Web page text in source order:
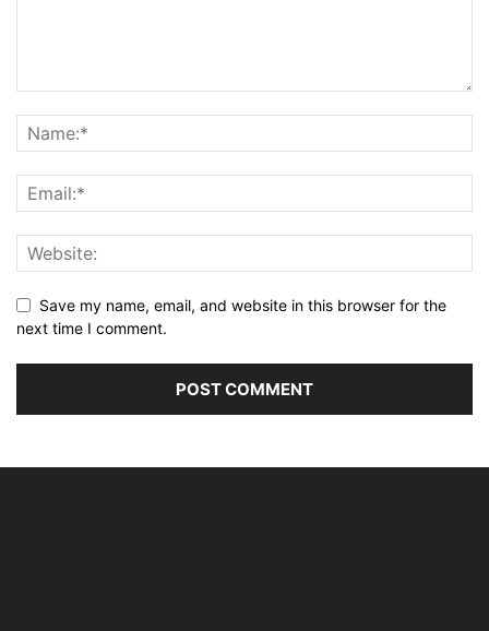
Save my name, email, and website in this browser for the
next time I comment.